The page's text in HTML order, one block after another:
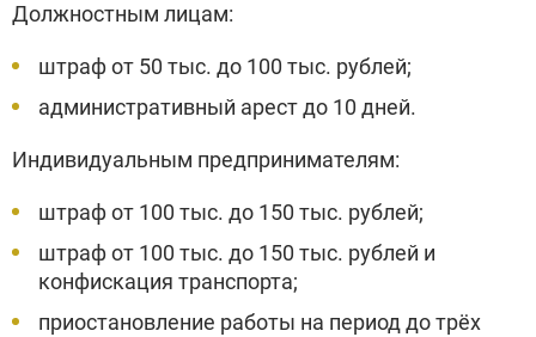
Должностным лицам:
штраф от 50 тыс. до 100 тыс. рублей;
административный арест до 10 дней.
Индивидуальным предпринимателям:
штраф от 100 тыс. до 150 тыс. рублей;
штраф от 100 тыс. до 150 тыс. рублей и
конфискация транспорта;
приостановление работы на период до трёх